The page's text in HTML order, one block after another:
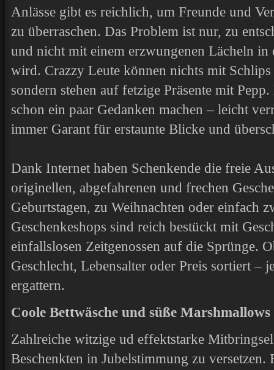
Anlässe gibt es reichlich, um Freunde und
zu überraschen. Das Problem ist nur, zu
und nicht mit einem erzwungenen Lächeln in
wird. Crazzy Leute können nichts mit
sondern stehen auf fetzige Präsente mit
schon ein paar Gedanken machen – leicht
immer Garant für erstaunte Blicke und
Dank Internet haben Schenkende die freie
originellen, abgefahrenen und frechen
Geburtstagen, zu Weihnachten oder einfach
Geschenkeshops sind reich bestückt mit
einfallslosen Zeitgenossen auf die Sprünge.
Geschlecht, Lebensalter oder Preis sortiert –
ergattern.
Coole Bettwäsche und süße Marshmallows
Zahlreiche witzige ud effektstarke
Beschenkten in Jubelstimmung zu